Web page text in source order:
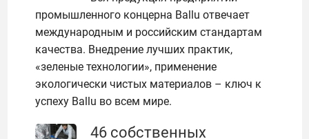
промышленного концерна Ballu отвечает
международным и российским стандартам
качества. Внедрение лучших практик,
«зеленые технологии», применение
экологически чистых материалов – ключ к
успеху Ballu во всем мире.
46 собственных